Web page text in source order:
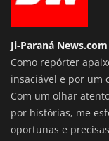
Ji-Paraná News.com
Como repórter
insaciável e por um
Com um olhar
por histórias, me
oportunas e